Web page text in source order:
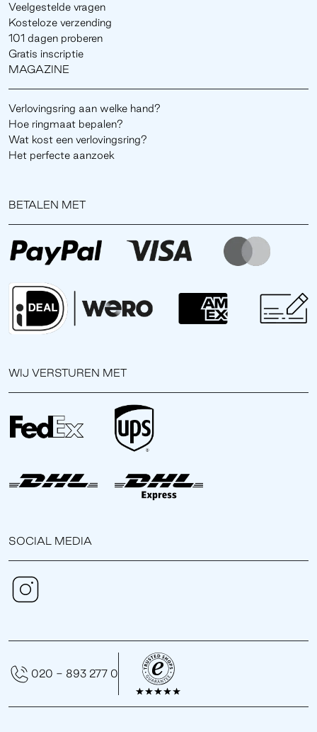
Veelgestelde vragen
Kosteloze verzending
101 dagen proberen
Gratis inscriptie
MAGAZINE
Verlovingsring aan welke hand?
Hoe ringmaat bepalen?
Wat kost een verlovingsring?
Het perfecte aanzoek
BETALEN MET
WIJ VERSTUREN MET
SOCIAL MEDIA
020 - 893 277 0